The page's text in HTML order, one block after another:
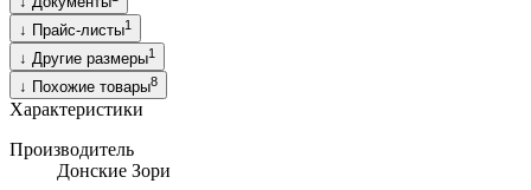
↓ Прайс-листы1
↓ Другие размеры1
↓ Похожие товары8
Характеристики
Производитель
Донские Зори